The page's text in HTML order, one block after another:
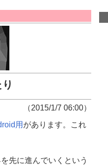
（2015/1/7 06:00）
用 があります。これ
先に進んでいくという